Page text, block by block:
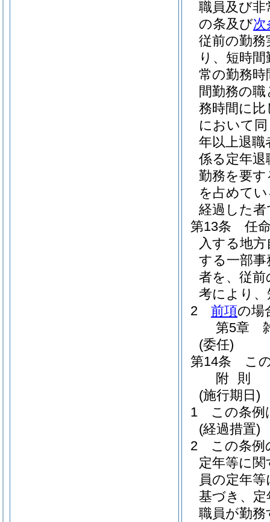
職員及び
の条及び次
従前の勤
り、短時
常の勤務
間勤務の
務時間に
において
年以上退
係る定年退
勤務を要
を占めて
経過した
第13条
任
入する地
する一部
者を、従
考により
2
前項の場
第5章
(委任)
第14条
こ
附 則
(施行期日)
1
この条例
(経過措置)
2
この条例
定年等に
員の定年
基づき、
職員が勤